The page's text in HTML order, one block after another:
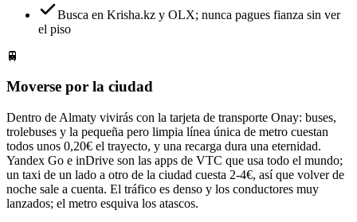
Busca en Krisha.kz y OLX; nunca pagues fianza sin ver
el piso
🚆
Moverse por la ciudad
Dentro de Almaty vivirás con la tarjeta de transporte Onay: buses,
trolebuses y la pequeña pero limpia línea única de metro cuestan
todos unos 0,20€ el trayecto, y una recarga dura una eternidad.
Yandex Go e inDrive son las apps de VTC que usa todo el mundo;
un taxi de un lado a otro de la ciudad cuesta 2-4€, así que volver de
noche sale a cuenta. El tráfico es denso y los conductores muy
lanzados; el metro esquiva los atascos.